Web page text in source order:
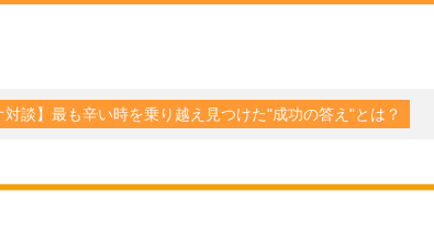
対談】最も辛い時を乗り越え見つけた"成功の答え"とは？